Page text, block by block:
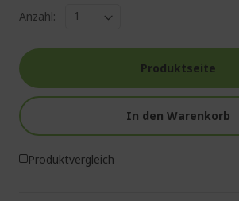
Anzahl:
Produktseite
In den Warenkorb
Produktvergleich